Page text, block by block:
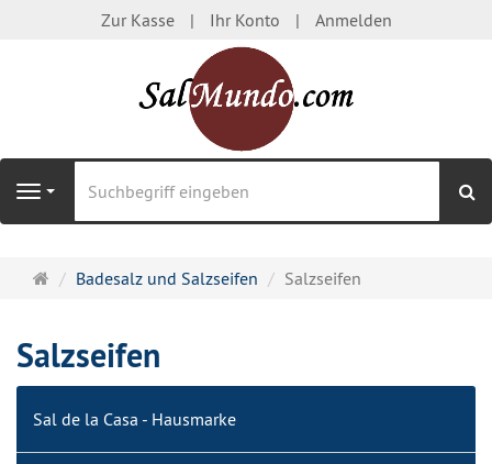
Zur Kasse Ihr Konto Anmelden
Navigation
Startseite
Badesalz und Salzseifen Salzseifen
Salzseifen
Sal de la Casa - Hausmarke